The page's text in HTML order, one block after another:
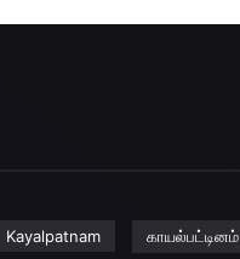
Kayalpatnam காயல்பட்டினம்